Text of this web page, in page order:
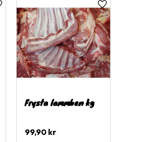
till i favoriter
Frysta lammben kg
99,90 kr
Lägg till i